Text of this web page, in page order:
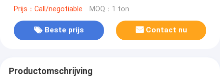
Prijs：Call/negotiable MOQ：1 ton
Beste prijs Contact nu
Productomschrijving